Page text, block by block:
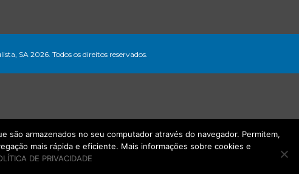
SA 2026. Todos os direitos reservados.
armazenados no seu computador através do navegador. Permitem,
mais rápida e eficiente. Mais informações sobre cookies e
DE PRIVACIDADE